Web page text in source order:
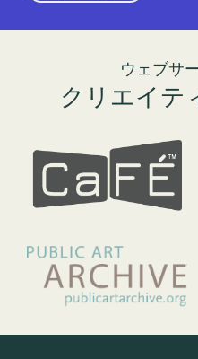
ウェブサ
クリエイテ